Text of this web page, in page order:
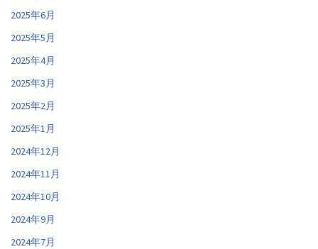
2025年6月
2025年5月
2025年4月
2025年3月
2025年2月
2025年1月
2024年12月
2024年11月
2024年10月
2024年9月
2024年7月